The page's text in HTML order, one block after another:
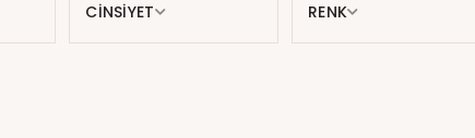
CİNSİYET RENK